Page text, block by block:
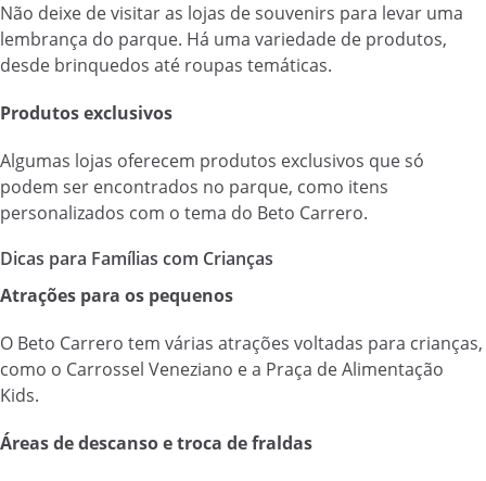
Não deixe de visitar as lojas de souvenirs para levar uma
lembrança do parque. Há uma variedade de produtos,
desde brinquedos até roupas temáticas.
Produtos exclusivos
Algumas lojas oferecem produtos exclusivos que só
podem ser encontrados no parque, como itens
personalizados com o tema do Beto Carrero.
Dicas para Famílias com Crianças
Atrações para os pequenos
O Beto Carrero tem várias atrações voltadas para crianças,
como o Carrossel Veneziano e a Praça de Alimentação
Kids.
Áreas de descanso e troca de fraldas